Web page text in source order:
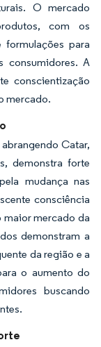
O mercado
com os
para
consumidores. A
conscientização
mercado.
Catar,
demonstra forte
mudança nas
consciência
maior mercado da
demonstram a
da região e a
o aumento do
buscando